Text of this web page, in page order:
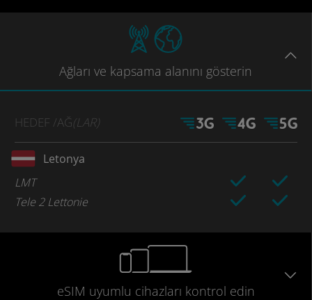
Ağları ve kapsama alanını gösterin
HEDEF /AĞ(LAR)
Letonya
LMT
Tele 2 Lettonie
eSIM uyumlu cihazları kontrol edin